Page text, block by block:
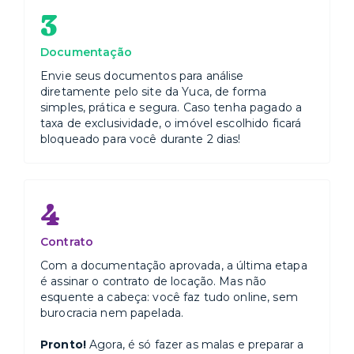
3
Documentação
Envie seus documentos para análise
diretamente pelo site da Yuca, de forma
simples, prática e segura. Caso tenha pagado a
taxa de exclusividade, o imóvel escolhido ficará
bloqueado para você durante 2 dias!
4
Contrato
Com a documentação aprovada, a última etapa
é assinar o contrato de locação. Mas não
esquente a cabeça: você faz tudo online, sem
burocracia nem papelada.
Pronto!Agora, é só fazer as malas e preparar a